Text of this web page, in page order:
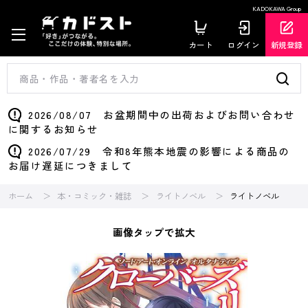
KADOKAWA Group
カート ログイン 新規登録
2026/08/07 お盆期間中の出荷およびお問い合わせ
に関するお知らせ
2026/07/29 令和8年熊本地震の影響による商品の
お届け遅延につきまして
ホーム 本・コミック・雑誌 ライトノベル ライトノベル
画像タップで拡大